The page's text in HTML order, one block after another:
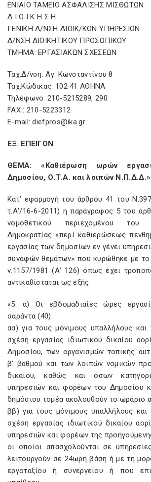
ΕΝΙΑΙΟ ΤΑΜΕΙΟ ΑΣΦΑΛΙΣΗΣ ΜΙΣΘΩΤΩΝ
Δ Ι Ο Ι Κ Η Σ Η
ΓΕΝΙΚΗ Δ/ΝΣΗ ΔΙΟΙΚ/ΚΩΝ ΥΠΗΡΕΣΙΩΝ
Δ/ΝΣΗ ΔΙΟΙΚΗΤΙΚΟΥ ΠΡΟΣΩΠΙΚΟΥ
ΤΜΗΜΑ: ΕΡΓΑΣΙΑΚΩΝ ΣΧΕΣΕΩΝ
Ταχ.Δ/νση: Αγ. Κωνσταντίνου 8
Ταχ.Κώδικας: 102 41 ΑΘΗΝΑ
Τηλέφωνο: 210-5215289, 290
FAX : 210-5223312
Ε-mail: diefpros@ika.gr
ΕΞ. ΕΠΕΙΓΟΝ
ΘΕΜΑ: «Καθιέρωση ωρών
Δημοσίου, Ο.Τ.Α. και λοιπών Ν.Π.Δ.Δ.»
Κατ’ εφαρμογή του άρθρου 41 του
τ.Α’/16-6-2011) η παράγραφος 5 του
νομοθετικού περιεχομένου
Δημοκρατίας «περί καθιερώσεως
εργασίας των δημοσίων εν γένει
συναφών θεμάτων» που κυρώθηκε με
ν.1157/1981 (Α’ 126) όπως έχει
αντικαθίσταται ως εξής:
«5. α) Οι εβδομαδιαίες ώρες
σαράντα (40):
αα) για τους μόνιμους υπαλλήλους
σχέση εργασίας ιδιωτικού δικαίου
Δημοσίου, των οργανισμών τοπικής
β’ βαθμού και των λοιπών νομικών
δικαίου, καθώς και όσων
υπηρεσιών και φορέων του Δημοσίου
δημόσιου τομέα ακολουθούν το ωράριο
ββ) για τους μόνιμους υπαλλήλους
σχέση εργασίας ιδιωτικού δικαίου
υπηρεσιών και φορέων της
οι οποίοι απασχολούνται σε
λειτουργούν σε 24ωρη βάση ή με τη
εργοταξίου ή συνεργείου ή που